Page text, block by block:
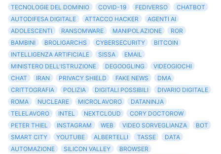
TECNOLOGIE DEL DOMINIO
COVID-19 FEDIVERSO
CHATBOT
AUTODIFESA DIGITALE
ATTACCO HACKER
AGENTI AI
ADOLESCENTI
RANSOMWARE MANIPOLAZIONE
ROR
BAMBINI
BROLIGARCHS CYBERSECURITY
BITCOIN
INTELLIGENZA ARTIFICIALE
SISSA
EMAIL
MINISTERO DELL'ISTRUZIONE
DEGOOGLING
VIDEOGIOCHI
CHAT
IRAN PRIVACY SHIELD FAKE NEWS
DMA
CRITTOGRAFIA
POLIZIA DIGITALI POSSIBILI
DIVARIO DIGITALE
ROMA
NUCLEARE MICROLAVORO
DATANINJA
TELELAVORO
INTEL NEXTCLOUD
CORY DOCTOROW
PETER THIEL
INSTAGRAM WEB VIDEO SORVEGLIANZA
BOT
SMART CITY
YOUTUBE ALBERTELLI TASSE
DATA
AUTOMAZIONE
SILICON VALLEY
BROWSER